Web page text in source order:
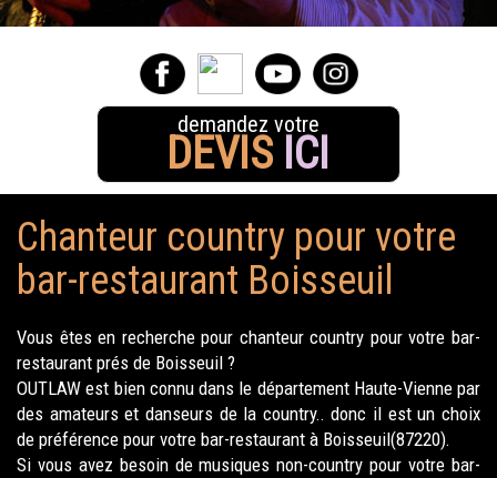
demandez votre
DEVIS ICI
Chanteur country pour votre
bar-restaurant Boisseuil
Vous êtes en recherche pour chanteur country pour votre bar-
restaurant prés de Boisseuil ?
OUTLAW est bien connu dans le département Haute-Vienne par
des amateurs et danseurs de la country.. donc il est un choix
de préférence pour votre bar-restaurant à Boisseuil(87220).
Si vous avez besoin de musiques non-country pour votre bar-